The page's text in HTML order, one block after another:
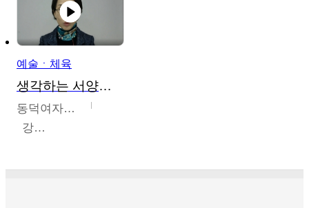
예술ㆍ체육
생각하는 서양미술의 이해
동덕여자대학교
강수미